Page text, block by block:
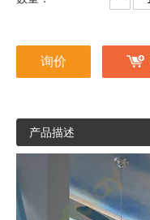
询价
产品描述